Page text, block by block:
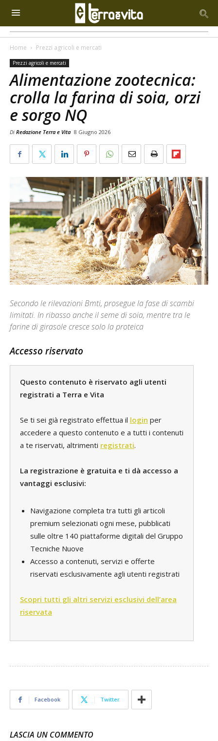
Home Prezzi agricoli e mercati
Prezzi agricoli e mercati
Alimentazione zootecnica:
crolla la farina di soia, orzi
e sorgo NQ
Di Redazione Terra e Vita 8 Giugno 2026
Secondo le rilevazioni Bmti, prosegue la fase di scambi
limitati. In ribasso anche il seme di soia, mentre tra le
farine di girasole cresce solo la proteica
Accesso riservato
Questo contenuto è riservato agli utenti
registrati a Terra e Vita
Se ti sei già registrato effettua il login per
accedere a questo contenuto e a tutti i contenuti
a te riservati, altrimenti registrati.
La registrazione è gratuita e ti dà accesso a
vantaggi esclusivi:
Navigazione completa tra tutti gli articoli
premium selezionati ogni mese, pubblicati
sulle oltre 140 piattaforme digitali del Gruppo
Tecniche Nuove
Accesso a contenuti, servizi e offerte
riservati esclusivamente agli utenti registrati
Scopri tutti gli altri servizi esclusivi dell’area
riservata
Facebook Twitter
LASCIA UN COMMENTO